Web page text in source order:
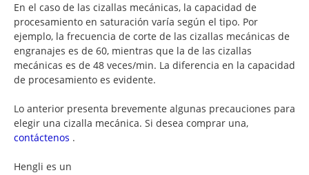
En el caso de las cizallas mecánicas, la capacidad de
procesamiento en saturación varía según el tipo. Por
ejemplo, la frecuencia de corte de las cizallas mecánicas de
engranajes es de 60, mientras que la de las cizallas
mecánicas es de 48 veces/min. La diferencia en la capacidad
de procesamiento es evidente.
Lo anterior presenta brevemente algunas precauciones para
elegir una cizalla mecánica. Si desea comprar una,
contáctenos .
Hengli es un